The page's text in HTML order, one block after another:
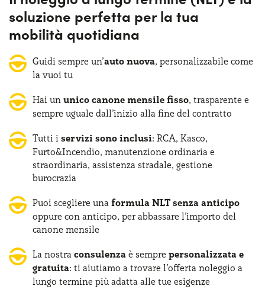
Inoltre, alla fine del contratto, non hai la maxi-rata finale
e puoi decidere tra diverse alternative, tra cui restituire
l’auto usata fin a quel momento e ricevere un’auto nuova.
Con Yoyomove puoi trovare ilmiglior NLT per le tue
esigenze in pochi click
soluzione perfetta per la tua
mobilità quotidiana
Guidi sempre un’auto nuova, personalizzabile come
la vuoi tu
Hai un unico canone mensile fisso, trasparente e
sempre uguale dall’inizio alla fine del contratto
Tutti i servizi sono inclusi: RCA, Kasco,
Furto&Incendio, manutenzione ordinaria e
straordinaria, assistenza stradale, gestione
burocrazia
Puoi scegliere una formula NLT senza anticipo
oppure con anticipo, per abbassare l’importo del
canone mensile
La nostra consulenza è sempre personalizzata e
gratuita: ti aiutiamo a trovare l’offerta noleggio a
lungo termine più adatta alle tue esigenze